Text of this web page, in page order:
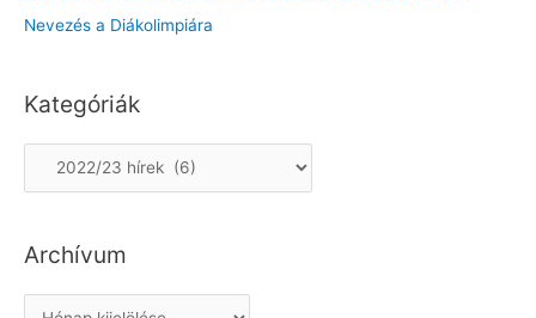
Nevezés a Diákolimpiára
Kategóriák
a
e
Archívum